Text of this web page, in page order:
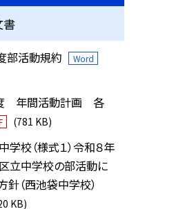
書
部活動規約 Word
年間活動計画 各
(781 KB)
校（様式１）令和８年
立中学校の部活動に
針（西池袋中学校）
KB)